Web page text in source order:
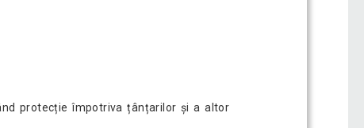
protecție împotriva țânțarilor și a altor